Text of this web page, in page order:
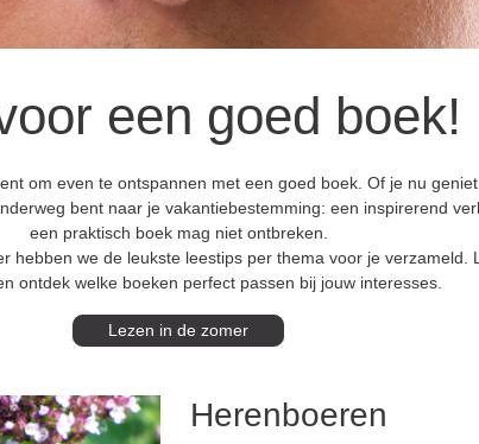
een goed boek!
om even te ontspannen met een goed boek. Of je nu
bent naar je vakantiebestemming: een inspirerend
een praktisch boek mag niet ontbreken.
hebben we de leukste leestips per thema voor je verzameld.
ontdek welke boeken perfect passen bij jouw interesses.
Lezen in de zomer
Herenboeren